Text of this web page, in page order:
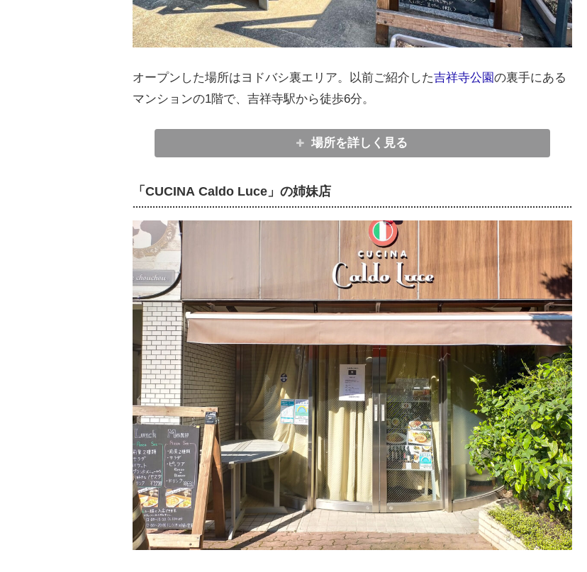
オープンした場所はヨドバシ裏エリア。以前ご紹介した吉祥寺公園の裏手にある
マンションの1階で、吉祥寺駅から徒歩6分。
場所を詳しく見る
「CUCINA Caldo Luce」の姉妹店